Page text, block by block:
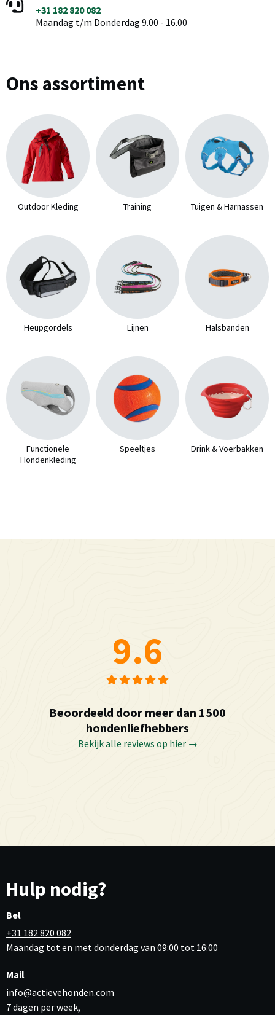
+31 182 820 082
Maandag t/m Donderdag 9.00 - 16.00
Ons assortiment
Outdoor Kleding Training Tuigen & Harnassen
Heupgordels Lijnen Halsbanden
Functionele
Hondenkleding
Speeltjes Drink & Voerbakken
9.6
Beoordeeld door meer dan 1500
hondenliefhebbers
Bekijk alle reviews op hier →
Hulp nodig?
Bel
+31 182 820 082
Maandag tot en met donderdag van 09:00 tot 16:00
Mail
info@actievehonden.com
7 dagen per week,